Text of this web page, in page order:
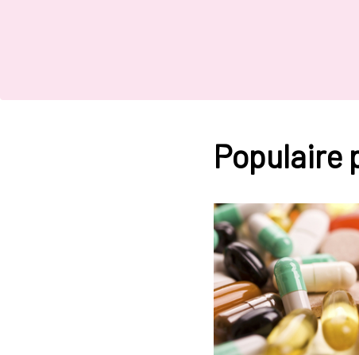
Populaire